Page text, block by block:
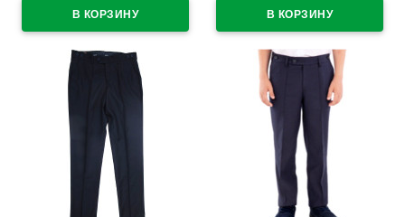
30/122-46/176 цвет синий
48/182 цвет синий